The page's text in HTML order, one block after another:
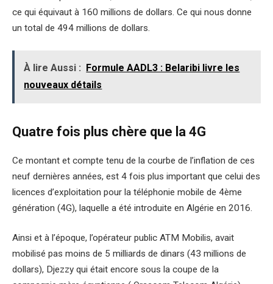
ce qui équivaut à 160 millions de dollars. Ce qui nous donne
un total de 494 millions de dollars.
À lire Aussi :
Formule AADL3 : Belaribi livre les
nouveaux détails
Quatre fois plus chère que la 4G
Ce montant et compte tenu de la courbe de l’inflation de ces
neuf dernières années, est 4 fois plus important que celui des
licences d’exploitation pour la téléphonie mobile de 4ème
génération (4G), laquelle a été introduite en Algérie en 2016.
Ainsi et à l’époque, l’opérateur public ATM Mobilis, avait
mobilisé pas moins de 5 milliards de dinars (43 millions de
dollars), Djezzy qui était encore sous la coupe de la